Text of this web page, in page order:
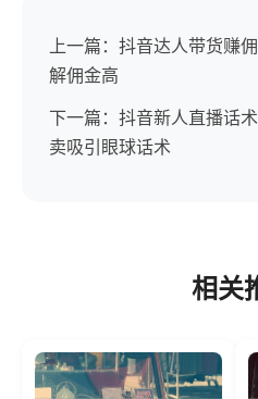
上一篇：抖音达人带货赚
解佣金高
下一篇：抖音新人直播话
卖吸引眼球话术
相关